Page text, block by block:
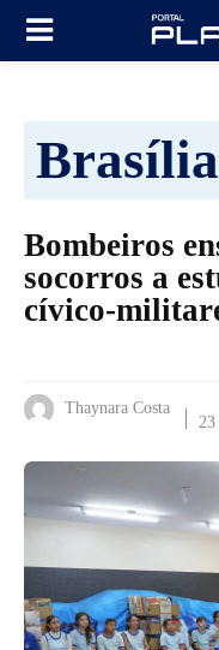
Brasília
Bombeiros
socorros a
cívico-
Thaynara Costa
23